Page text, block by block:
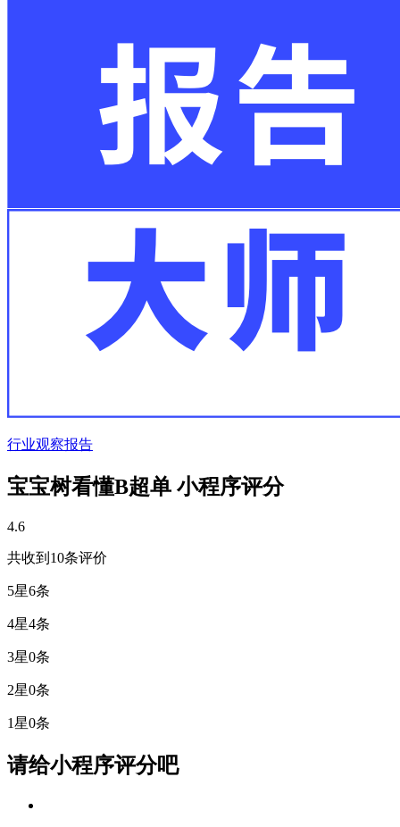
行业观察报告
宝宝树看懂B超单 小程序评分
4.6
共收到10条评价
5星6条
4星4条
3星0条
2星0条
1星0条
请给小程序评分吧